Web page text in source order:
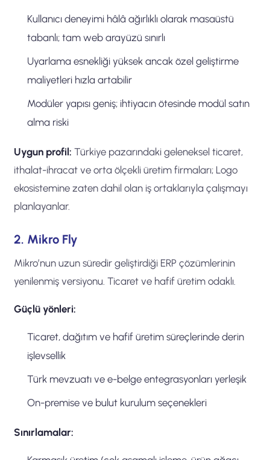
Kullanıcı deneyimi hâlâ ağırlıklı olarak masaüstü
tabanlı; tam web arayüzü sınırlı
Uyarlama esnekliği yüksek ancak özel geliştirme
maliyetleri hızla artabilir
Modüler yapısı geniş; ihtiyacın ötesinde modül satın
alma riski
Uygun profil: Türkiye pazarındaki geleneksel ticaret,
ithalat-ihracat ve orta ölçekli üretim firmaları; Logo
ekosistemine zaten dahil olan iş ortaklarıyla çalışmayı
planlayanlar.
2. Mikro Fly
Mikro’nun uzun süredir geliştirdiği ERP çözümlerinin
yenilenmiş versiyonu. Ticaret ve hafif üretim odaklı.
Güçlü yönleri:
Ticaret, dağıtım ve hafif üretim süreçlerinde derin
işlevsellik
Türk mevzuatı ve e-belge entegrasyonları yerleşik
On-premise ve bulut kurulum seçenekleri
Sınırlamalar: